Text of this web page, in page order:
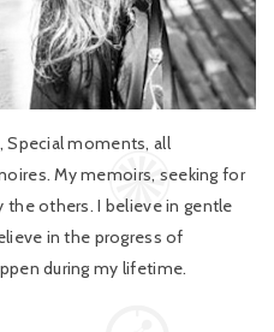
Special moments, all
My memoirs, seeking for
others. I believe in gentle
in the progress of
during my lifetime.